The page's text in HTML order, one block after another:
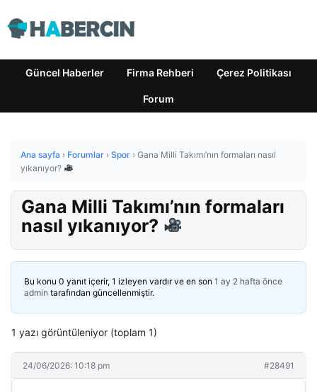
Güncel Haberler Firma Rehberi Çerez Politikası
Forum
Ana sayfa › Forumlar › Spor › Gana Milli Takımı’nın formaları nasıl
yıkanıyor?
Gana Milli Takımı’nın formaları
nasıl yıkanıyor?
Bu konu 0 yanıt içerir, 1 izleyen vardır ve en son 1 ay 2 hafta önce
admin tarafından güncellenmiştir.
1 yazı görüntüleniyor (toplam 1)
24/06/2026: 10:18 pm #28491